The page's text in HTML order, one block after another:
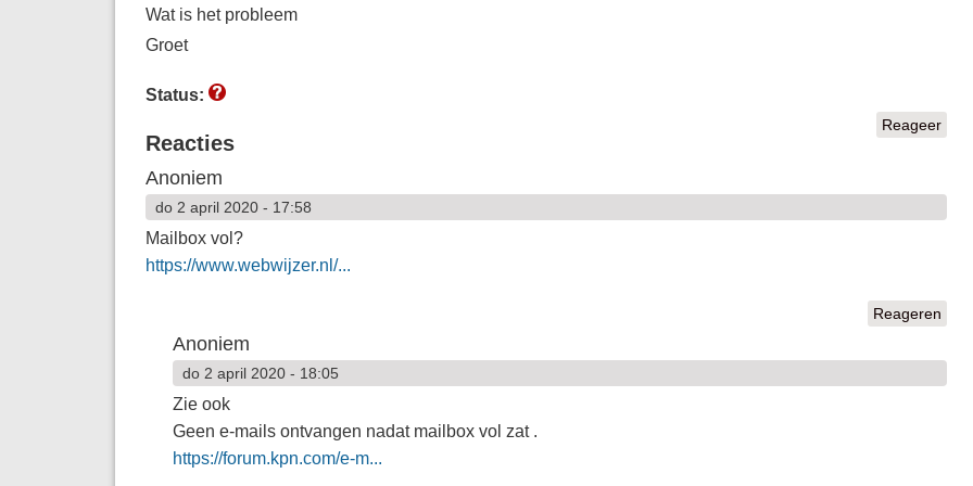
Wat is het probleem
Groet
Status:
Reageer
Reacties
Anoniem
do 2 april 2020 - 17:58
Mailbox vol?
https://www.webwijzer.nl/...
Reageren
Anoniem
do 2 april 2020 - 18:05
Zie ook
Geen e-mails ontvangen nadat mailbox vol zat .
https://forum.kpn.com/e-m...